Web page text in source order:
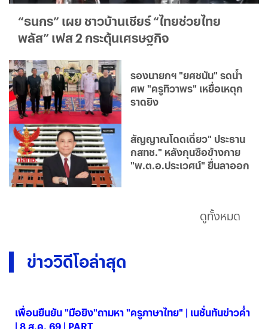
“ธนกร” เผย ชาวบ้านเชียร์ “ไทยช่วยไทย
พลัส” เฟส 2 กระตุ้นเศรษฐกิจ
รองนายกฯ "ยศชนัน" รดน้ำ
ศพ "ครูทิวาพร" เหยื่อเหตุก
ราดยิง
สัญญาณโดดเดี่ยว" ประธาน
กสทช." หลังกุนซือข้างกาย
"พ.ต.อ.ประเวศน์" ยื่นลาออก
ดูทั้งหมด
ข่าววิดีโอล่าสุด
เพื่อนยืนยัน "มือยิง"ถามหา "ครูภาษาไทย" | เนชั่นทันข่าวค่ำ
| 8 ส.ค. 69 | PART